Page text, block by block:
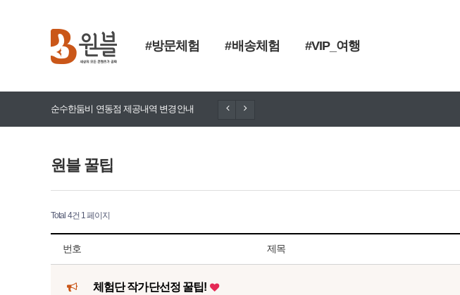
#방문체험 #배송체험 #VIP_여행
순수한둠비 연동점 제공내역 변경안내
원블 꿀팁
Total 4건 1 페이지
번호 제목
체험단 작가단선정 꿀팁!